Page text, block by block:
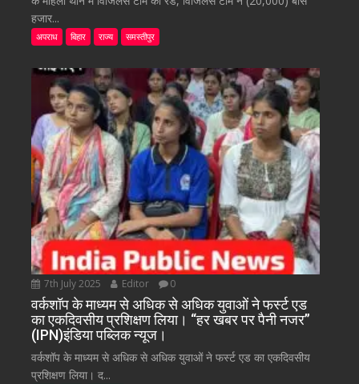
हजार...
अपराध बिहार राज्य समस्तीपुर
7th July 2025 Editor 0
वर्कशॉप के माध्यम से अधिक से अधिक युवाओं ने फर्स्ट एड
का एकदिवसीय प्रशिक्षण लिया। “हर खबर पर पैनी नजर”
(IPN)इंडिया पब्लिक न्यूज।
वर्कशॉप के माध्यम से अधिक से अधिक युवाओं ने फर्स्ट एड का एकदिवसीय
प्रशिक्षण लिया। द...